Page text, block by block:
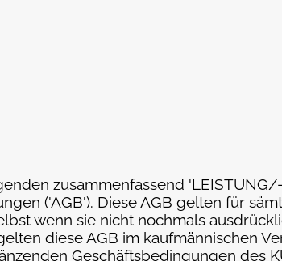
zusammenfassend
('AGB'). Diese AGB gelten für
wenn sie nicht nochmals
diese AGB im kaufmännischen
Geschäftsbedingungen des